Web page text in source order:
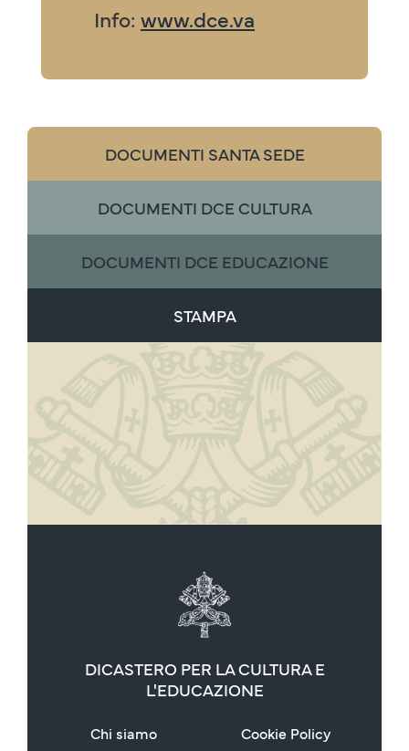
Info: www.dce.va
DOCUMENTI SANTA SEDE
DOCUMENTI DCE CULTURA
DOCUMENTI DCE EDUCAZIONE
STAMPA
DICASTERO PER LA CULTURA E
L'EDUCAZIONE
Chi siamo
Cookie Policy